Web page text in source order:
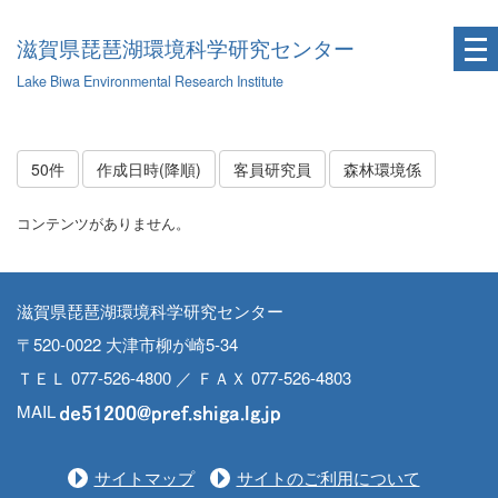
滋賀県琵琶湖環境科学研究センター
Lake Biwa Environmental Research Institute
50件 作成日時(降順) 客員研究員 森林環境係
コンテンツがありません。
滋賀県琵琶湖環境科学研究センター
〒520-0022 大津市柳が崎5-34
ＴＥＬ 077-526-4800 ／ ＦＡＸ 077-526-4803
MAIL
サイトマップ サイトのご利用について